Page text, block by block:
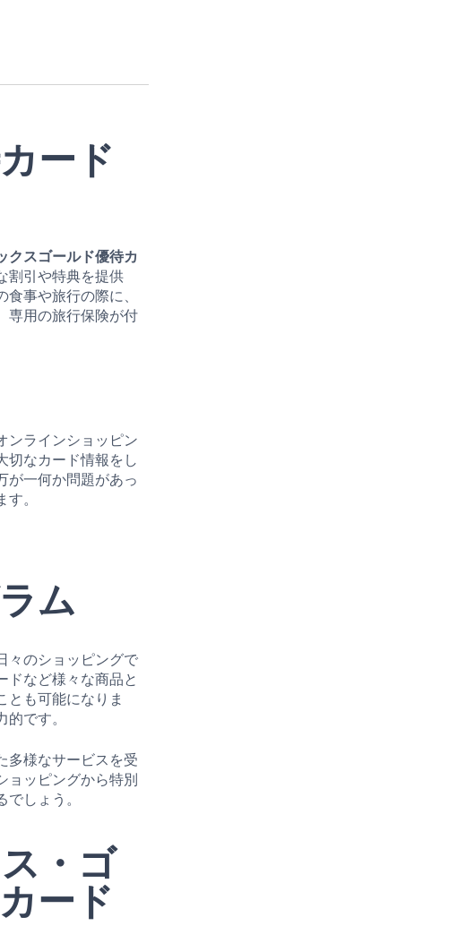
ード
クスゴールド優待カ
割引や特典を提供
事や旅行の際に、
専用の旅行保険が付
ンラインショッピン
切なカード情報をし
が一何か問題があっ
。
ム
々のショッピングで
ドなど様々な商品と
とも可能になりま
です。
多様なサービスを受
ョッピングから特別
しょう。
・ゴ
ード